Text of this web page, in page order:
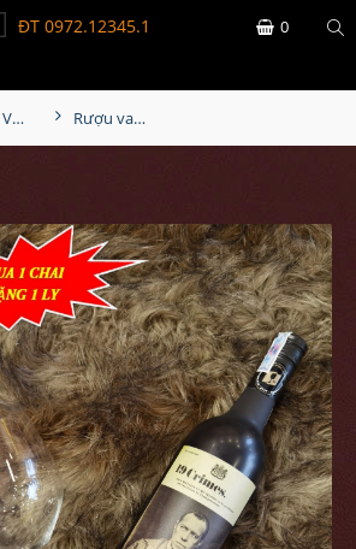
ĐT 0972.12345.1 0
Rượu Vang Rượu vang Úc 19 Crimes - 19 Tội Ác Cabernet Sauvignon